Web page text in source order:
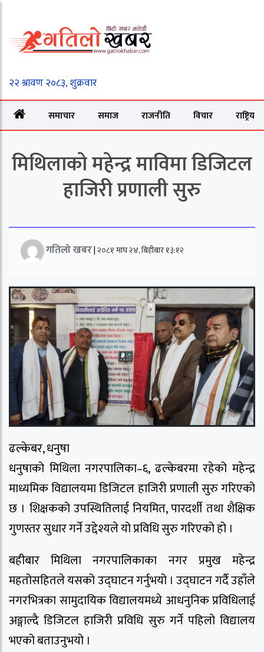
समाचार समाज राजनीति विचार राष्ट्रिय
मिथिलाको महेन्द्र माविमा डिजिटल
हाजिरी प्रणाली सुरु
गतिलो खबर|२०८१ माघ २४, बिहीबार १३:१२
ढल्केबर, धनुषा
धनुषाको मिथिला नगरपालिका–६, ढल्केबरमा रहेको महेन्द्र
माध्यमिक विद्यालयमा डिजिटल हाजिरी प्रणाली सुरु गरिएको
छ । शिक्षकको उपस्थितिलाई नियमित, पारदर्शी तथा शैक्षिक
गुणस्तर सुधार गर्ने उद्देश्यले यो प्रविधि सुरु गरिएको हो ।
बहीबार मिथिला नगरपालिकाका नगर प्रमुख महेन्द्र
महतोसहितले यसको उद्घाटन गर्नुभयो । उद्घाटन गर्दै उहाँले
नगरभित्रका सामुदायिक विद्यालयमध्ये आधनुनिक प्रविधिलाई
अङ्गाल्दै डिजिटल हाजिरी प्रविधि सुरु गर्ने पहिलो विद्यालय
भएको बताउनुभयो ।